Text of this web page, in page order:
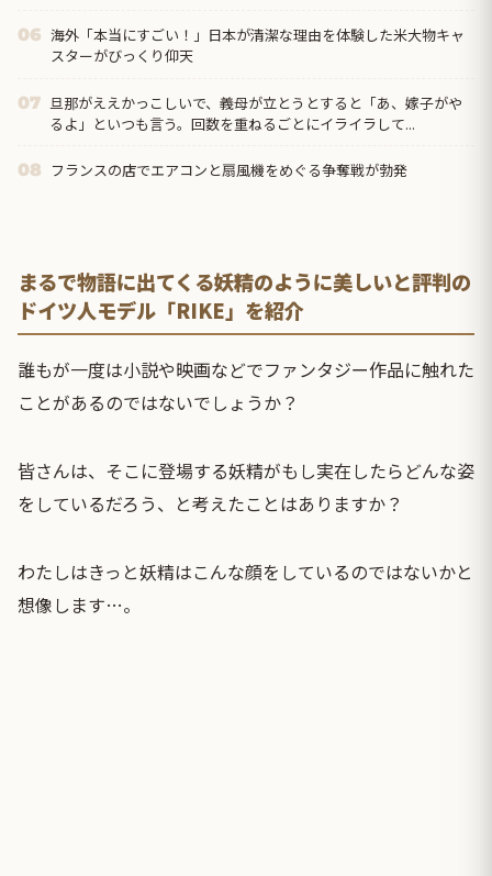
06 海外「本当にすごい！」日本が清潔な理由を体験した米大物キャ
スターがびっくり仰天
07 旦那がええかっこしいで、義母が立とうとすると「あ、嫁子がや
るよ」といつも言う。回数を重ねるごとにイライラして...
08 フランスの店でエアコンと扇風機をめぐる争奪戦が勃発
まるで物語に出てくる妖精のように美しいと評判の
ドイツ人モデル「RIKE」を紹介
誰もが一度は小説や映画などでファンタジー作品に触れた
ことがあるのではないでしょうか？
皆さんは、そこに登場する妖精がもし実在したらどんな姿
をしているだろう、と考えたことはありますか？
わたしはきっと妖精はこんな顔をしているのではないかと
想像します…。